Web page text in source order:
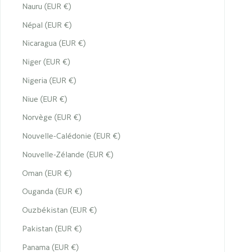
Nauru (EUR €)
Népal (EUR €)
Nicaragua (EUR €)
Niger (EUR €)
Nigeria (EUR €)
Niue (EUR €)
Norvège (EUR €)
Nouvelle-Calédonie (EUR €)
Nouvelle-Zélande (EUR €)
Oman (EUR €)
Ouganda (EUR €)
Ouzbékistan (EUR €)
Pakistan (EUR €)
Panama (EUR €)